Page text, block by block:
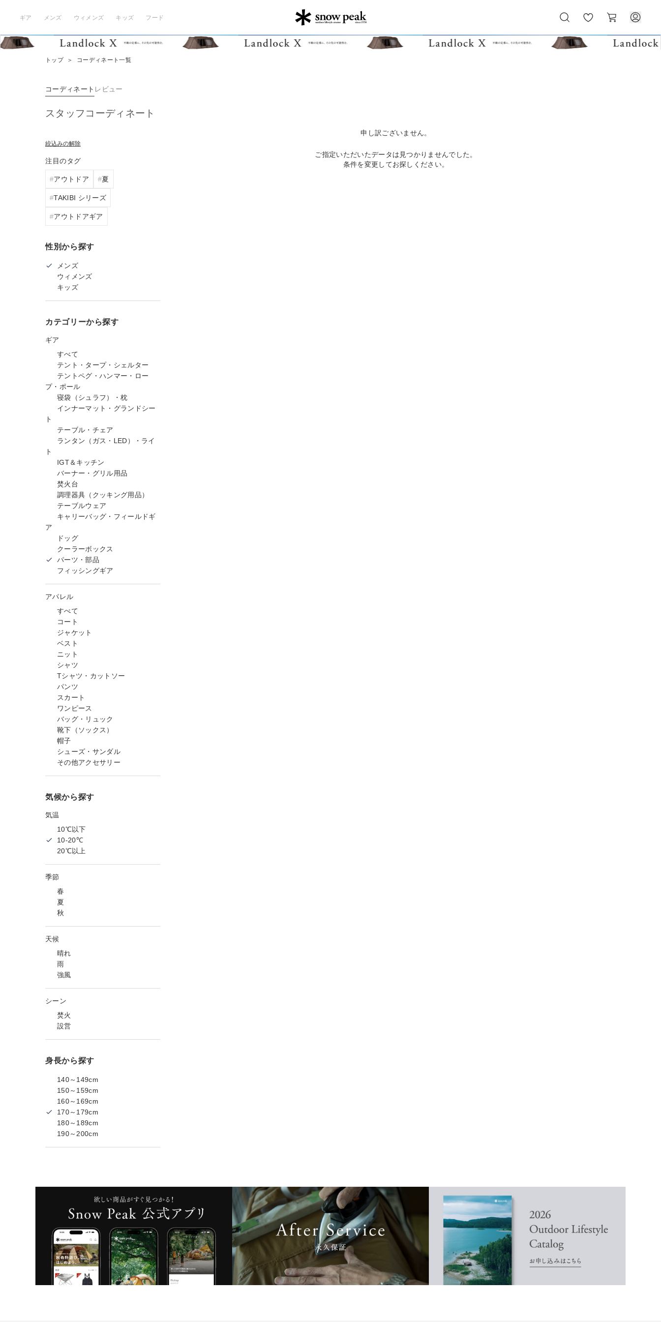
ギア メンズ ウィメンズ キッズ フード
気
に
ー
ト
トップ ＞ コーディネート一覧
コーディネート レビュー
スタッフコーディネート
絞込みの解除
注目のタグ
アウトドア 夏
TAKIBI シリーズ
アウトドアギア
性別から探す
メンズ
ウィメンズ
キッズ
カテゴリーから探す
ギア
すべて
テント・タープ・シェルター
テントペグ・ハンマー・ロー
プ・ポール
寝袋（シュラフ）・枕
インナーマット・グランドシー
ト
テーブル・チェア
ランタン（ガス・LED）・ライ
ト
IGT＆キッチン
バーナー・グリル用品
焚火台
調理器具（クッキング用品）
テーブルウェア
キャリーバッグ・フィールドギ
ア
ドッグ
クーラーボックス
パーツ・部品
フィッシングギア
アパレル
すべて
コート
ジャケット
ベスト
ニット
シャツ
Tシャツ・カットソー
パンツ
スカート
ワンピース
バッグ・リュック
靴下（ソックス）
帽子
シューズ・サンダル
その他アクセサリー
気候から探す
気温
10℃以下
10-20℃
20℃以上
季節
春
夏
秋
天候
晴れ
雨
強風
シーン
焚火
設営
身長から探す
140～149cm
150～159cm
160～169cm
170～179cm
180～189cm
190～200cm
申し訳ございません。
ご指定いただいたデータは見つかりませんでした。
条件を変更してお探しください。